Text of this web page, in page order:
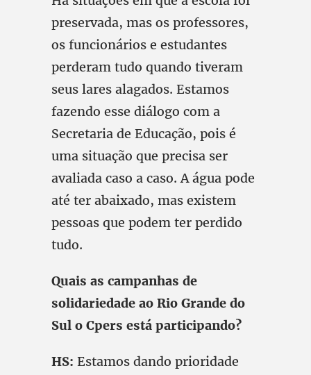
preservada, mas os professores,
os funcionários e estudantes
perderam tudo quando tiveram
seus lares alagados. Estamos
fazendo esse diálogo com a
Secretaria de Educação, pois é
uma situação que precisa ser
avaliada caso a caso. A água pode
até ter abaixado, mas existem
pessoas que podem ter perdido
tudo.
Quais as campanhas de
solidariedade ao Rio Grande do
Sul o Cpers está participando?
HS: Estamos dando prioridade